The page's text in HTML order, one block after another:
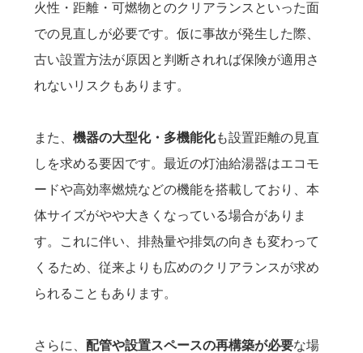
火性・距離・可燃物とのクリアランスといった面
での見直しが必要です。仮に事故が発生した際、
古い設置方法が原因と判断されれば保険が適用さ
れないリスクもあります。
また、 機器の大型化・多機能化も設置距離の見直
しを求める要因です。最近の灯油給湯器はエコモ
ードや高効率燃焼などの機能を搭載しており、本
体サイズがやや大きくなっている場合がありま
す。これに伴い、排熱量や排気の向きも変わって
くるため、従来よりも広めのクリアランスが求め
られることもあります。
さらに、 配管や設置スペースの再構築が必要な場